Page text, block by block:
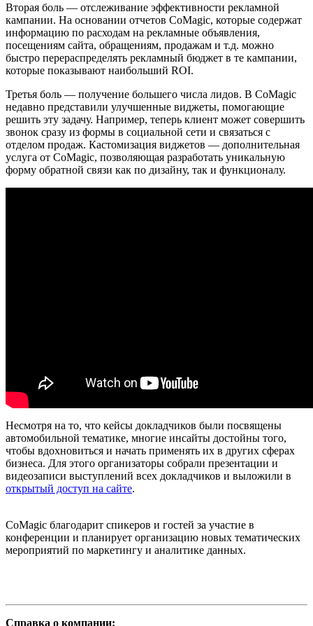
Вторая боль — отслеживание эффективности рекламной
кампании. На основании отчетов CoMagic, которые содержат
информацию по расходам на рекламные объявления,
посещениям сайта, обращениям, продажам и т.д. можно
быстро перераспределять рекламный бюджет в те кампании,
которые показывают наибольший ROI.
Третья боль — получение большего числа лидов. В CoMagic
недавно представили улучшенные виджеты, помогающие
решить эту задачу. Например, теперь клиент может совершить
звонок сразу из формы в социальной сети и связаться с
отделом продаж. Кастомизация виджетов — дополнительная
услуга от CoMagic, позволяющая разработать уникальную
форму обратной связи как по дизайну, так и функционалу.
Несмотря на то, что кейсы докладчиков были посвящены
автомобильной тематике, многие инсайты достойны того,
чтобы вдохновиться и начать применять их в других сферах
бизнеса. Для этого организаторы собрали презентации и
видеозаписи выступлений всех докладчиков и выложили в
открытый доступ на сайте.
CoMagic благодарит спикеров и гостей за участие в
конференции и планирует организацию новых тематических
мероприятий по маркетингу и аналитике данных.
Справка о компании: